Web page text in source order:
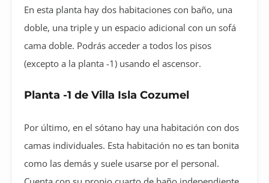
En esta planta hay dos habitaciones con baño, una
doble, una triple y un espacio adicional con un sofá
cama doble. Podrás acceder a todos los pisos
(excepto a la planta -1) usando el ascensor.
Planta -1 de Villa Isla Cozumel
Por último, en el sótano hay una habitación con dos
camas individuales. Esta habitación no es tan bonita
como las demás y suele usarse por el personal.